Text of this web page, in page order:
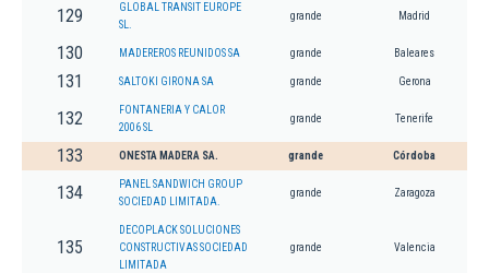
129
GLOBAL TRANSIT EUROPE
SL.
grande Madrid
130 MADEREROS REUNIDOS SA grande Baleares
131 SALTOKI GIRONA SA grande Gerona
132
FONTANERIA Y CALOR
2006 SL
grande Tenerife
133 ONESTA MADERA SA. grande Córdoba
134
PANEL SANDWICH GROUP
SOCIEDAD LIMITADA.
grande Zaragoza
135
DECOPLACK SOLUCIONES
CONSTRUCTIVAS SOCIEDAD
LIMITADA
grande Valencia